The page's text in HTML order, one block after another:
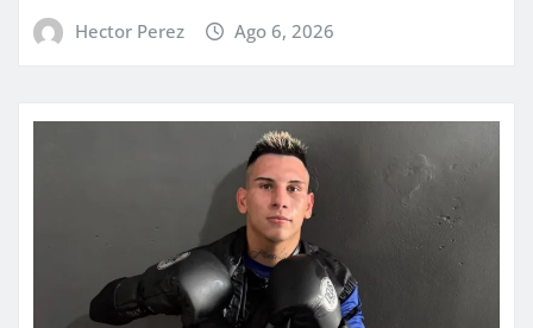
Hector Perez Ago 6, 2026